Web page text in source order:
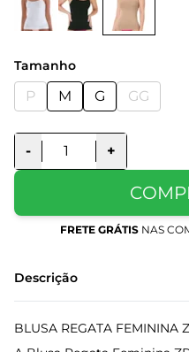
Tamanho
P M G GG
- +
FRETE GRÁTISNAS
Descrição
BLUSA REGATA FEMININA